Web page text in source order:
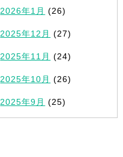
2026年1月 (26)
2025年12月 (27)
2025年11月 (24)
2025年10月 (26)
2025年9月 (25)